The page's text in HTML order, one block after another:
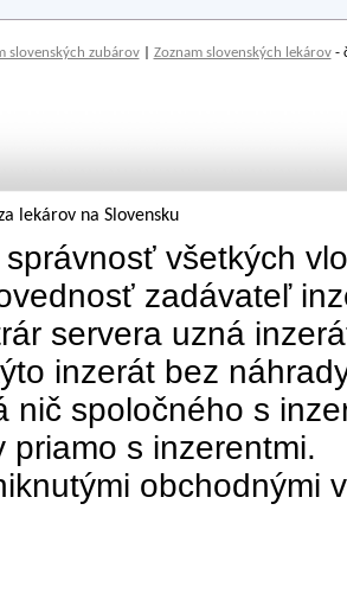
slovenských zubárov| Zoznam slovenských lekárov-
lekárov na Slovensku
všetkých
zadávateľ
servera uzná
inzerát bez
nič spoločného s
priamo s inzerentmi.
obchodnými